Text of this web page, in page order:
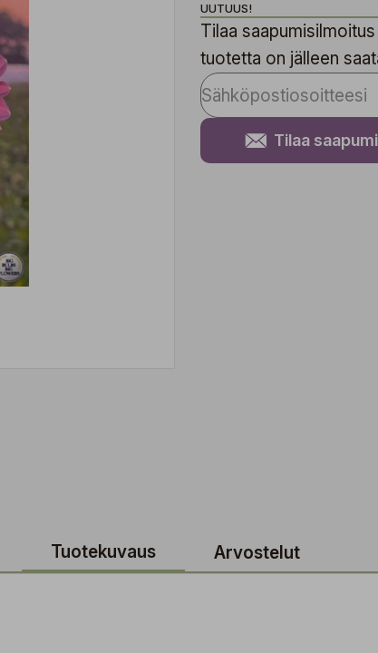
UUTUUS!
Tilaa
tuotetta on jälleen
Tilaa
Tuotekuvaus Arvostelut